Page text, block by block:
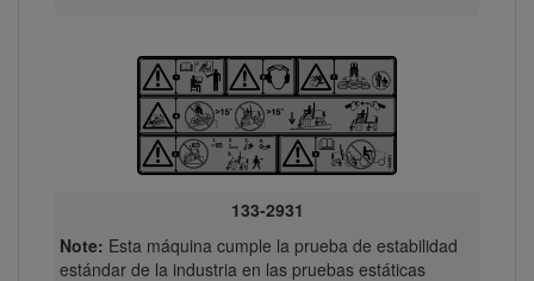
133-2931
Note: Esta máquina cumple la prueba de estabilidad
estándar de la industria en las pruebas estáticas